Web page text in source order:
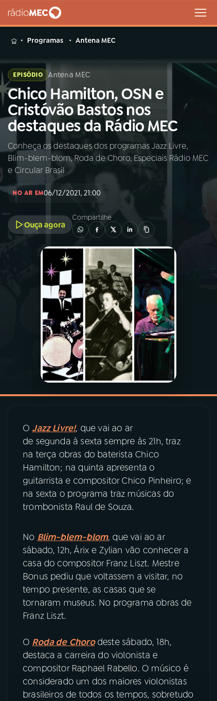
MENU
Buscar
na
Rádio
MEC
Buscar
Início AO VIVO
INÍCIO
PROGRAMAS
PODCASTS
VIDEOCASTS
ÚLTIMAS
ACOMPANHE A RÁDIO MEC
YouTube Facebook
Instagram X
TikTok
Programas Antena MEC
EPISÓDIO Antena MEC
Chico Hamilton, OSN e
Cristóvão Bastos nos
destaques da Rádio MEC
Conheça os destaques dos programas Jazz Livre,
Blim-blem-blom, Roda de Choro, Especiais Rádio MEC
e Circular Brasil
NO AR EM06/12/2021, 21:00
Ouça agora
Compartilhe
OJazz Livre!, que vai ao ar
de segunda à sexta sempre às 21h, traz
na terça obras do baterista Chico
Hamilton; na quinta apresenta o
guitarrista e compositor Chico Pinheiro; e
na sexta o programa traz músicas do
trombonista Raul de Souza.
No Blim-blem-blom, que vai ao ar
sábado, 12h, Árix e Zylian vão conhecer a
casa do compositor Franz Liszt. Mestre
Bonus pediu que voltassem a visitar, no
tempo presente, as casas que se
tornaram museus. No programa obras de
Franz Liszt.
O Roda de Chorodeste sábado, 18h,
destaca a carreira do violonista e
compositor Raphael Rabello. O músico é
considerado um dos maiores violonistas
brasileiros de todos os tempos, sobretudo